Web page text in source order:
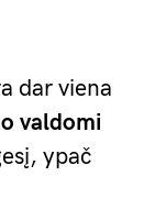
dar viena
valdomi
ypač